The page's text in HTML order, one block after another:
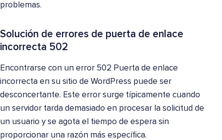
problemas.
Solución de errores de puerta de enlace
incorrecta 502
Encontrarse con un error 502 Puerta de enlace
incorrecta en su sitio de WordPress puede ser
desconcertante. Este error surge típicamente cuando
un servidor tarda demasiado en procesar la solicitud de
un usuario y se agota el tiempo de espera sin
proporcionar una razón más específica.